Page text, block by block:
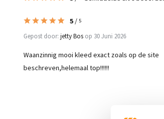
5 / 5
Gepost door: jetty Bos op 30 Juni 2026
Waanzinnig mooi kleed exact zoals op de site
beschreven,helemaal top!!!!!!